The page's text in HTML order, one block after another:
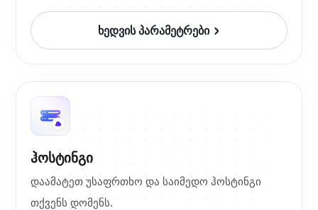
ხედვის პარამეტრები
ჰოსტინგი
დაამატეთ უსაფრთხო და საიმედო ჰოსტინგი
თქვენს დომენს.